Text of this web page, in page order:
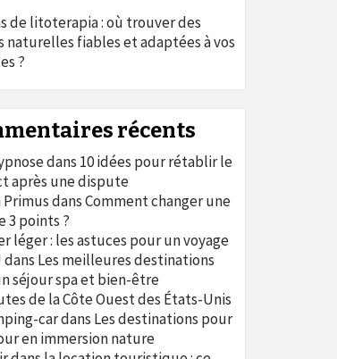
de litoterapia : où trouver des
naturelles fiables et adaptées à vos
?
récents
dans 10 idées pour rétablir le
après une dispute
dansComment changer une
3 points ?
léger : les astuces pour un voyage
dans Les meilleures destinations
séjour spa et bien-être
de la Côte Ouest des États-Unis
cardans Les destinations pour
en immersion nature